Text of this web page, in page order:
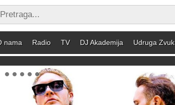
nama Radio TV DJ Akademija Udruga Zvuk